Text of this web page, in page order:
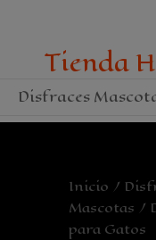
Tienda
Inicio /
Mascotas /
para Gatos